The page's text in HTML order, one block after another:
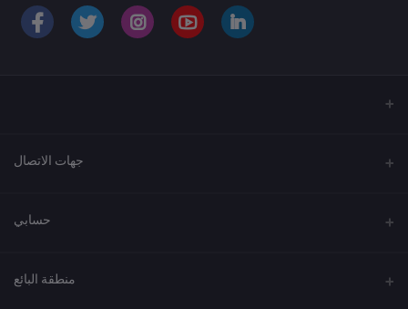
جهات الاتصال
العنوان
920033037
حسابي
تسجيل الدخول
منطقة البائع